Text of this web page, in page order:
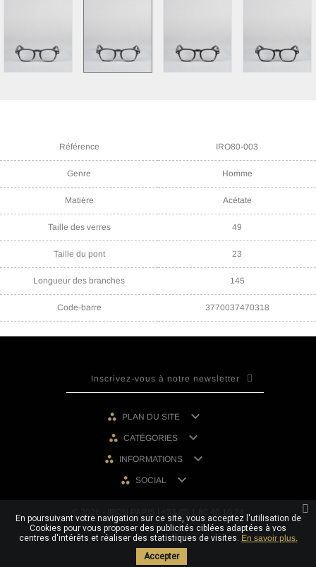
Référence IRO80-003
Genre Homme
Matière Acétate
Taille des verres 49
Taille du pont 23
Longueur des branches 145
Code-barre 3770037470318
PLAN DU SITE 
CATÉGORIES 
INFORMATIONS 
SOCIAL 
En poursuivant votre navigation sur ce site, vous acceptez l'utilisation de
Cookies pour vous proposer des publicités ciblées adaptées à vos
centres d'intérêts et réaliser des statistiques de visites. En savoir plus.
Accepter